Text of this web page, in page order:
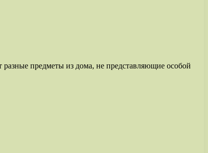
предметы из дома, не представляющие особой